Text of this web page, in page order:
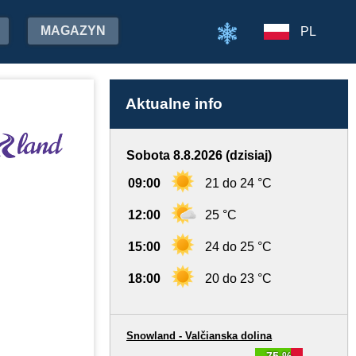
MAGAZYN PL
Aktualne info
Sobota 8.8.2026 (dzisiaj)
09:00 21 do 24 °C
12:00 25 °C
15:00 24 do 25 °C
18:00 20 do 23 °C
Snowland - Valčianska dolina